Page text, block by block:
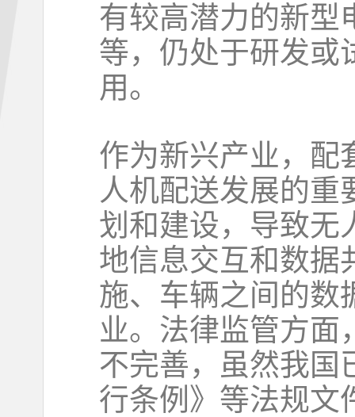
有较高潜力的新型
等，仍处于研发或
用。
作为新兴产业，配
人机配送发展的重
划和建设，导致无
地信息交互和数据
施、车辆之间的数
业。法律监管方面
不完善，虽然我国
行条例》等法规文